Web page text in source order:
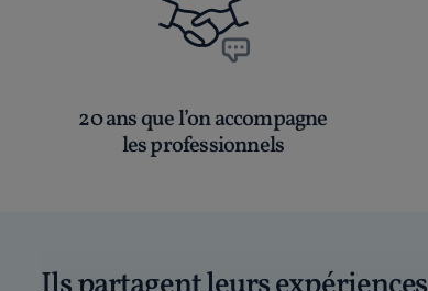
20 ans que l’on accompagne
les professionnels